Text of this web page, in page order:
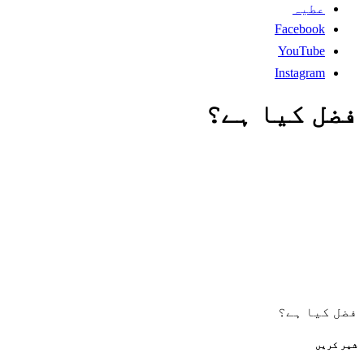
عطیہ
Facebook
YouTube
Instagram
فضل کیا ہے؟
فضل کیا ہے؟
شیر کریں